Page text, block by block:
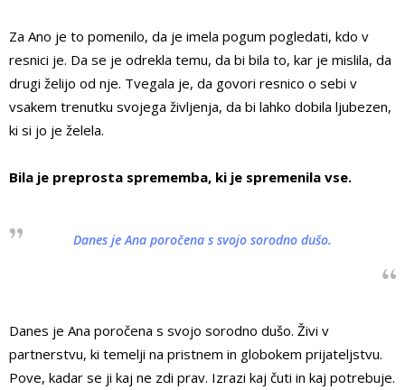
Za Ano je to pomenilo, da je imela pogum pogledati, kdo v
resnici je. Da se je odrekla temu, da bi bila to, kar je mislila, da
drugi želijo od nje. Tvegala je, da govori resnico o sebi v
vsakem trenutku svojega življenja, da bi lahko dobila ljubezen,
ki si jo je želela.
Bila je preprosta sprememba, ki je spremenila vse.
Danes je Ana poročena s svojo sorodno dušo.
Danes je Ana poročena s svojo sorodno dušo. Živi v
partnerstvu, ki temelji na pristnem in globokem prijateljstvu.
Pove, kadar se ji kaj ne zdi prav. Izrazi kaj čuti in kaj potrebuje.